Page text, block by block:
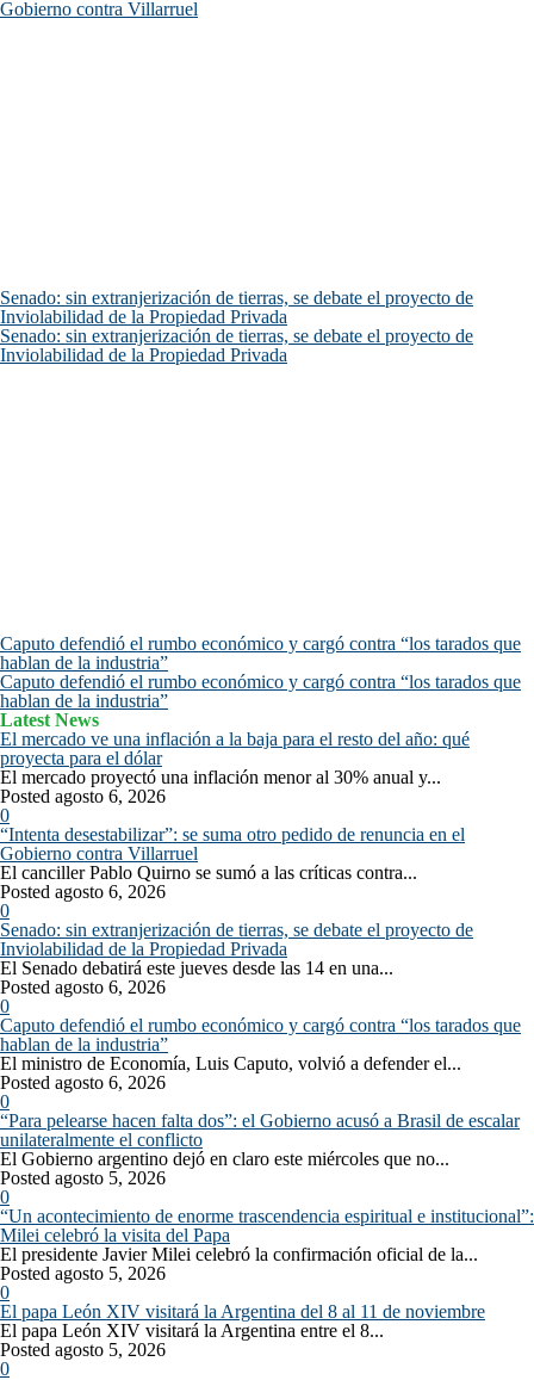
Gobierno contra Villarruel
Senado: sin extranjerización de tierras, se debate el proyecto de
Inviolabilidad de la Propiedad Privada
Senado: sin extranjerización de tierras, se debate el proyecto de
Inviolabilidad de la Propiedad Privada
Caputo defendió el rumbo económico y cargó contra “los tarados que
hablan de la industria”
Caputo defendió el rumbo económico y cargó contra “los tarados que
hablan de la industria”
Latest News
El mercado ve una inflación a la baja para el resto del año: qué
proyecta para el dólar
El mercado proyectó una inflación menor al 30% anual y...
Posted agosto 6, 2026
0
“Intenta desestabilizar”: se suma otro pedido de renuncia en el
Gobierno contra Villarruel
El canciller Pablo Quirno se sumó a las críticas contra...
Posted agosto 6, 2026
0
Senado: sin extranjerización de tierras, se debate el proyecto de
Inviolabilidad de la Propiedad Privada
El Senado debatirá este jueves desde las 14 en una...
Posted agosto 6, 2026
0
Caputo defendió el rumbo económico y cargó contra “los tarados que
hablan de la industria”
El ministro de Economía, Luis Caputo, volvió a defender el...
Posted agosto 6, 2026
0
“Para pelearse hacen falta dos”: el Gobierno acusó a Brasil de escalar
unilateralmente el conflicto
El Gobierno argentino dejó en claro este miércoles que no...
Posted agosto 5, 2026
0
“Un acontecimiento de enorme trascendencia espiritual e institucional”:
Milei celebró la visita del Papa
El presidente Javier Milei celebró la confirmación oficial de la...
Posted agosto 5, 2026
0
El papa León XIV visitará la Argentina del 8 al 11 de noviembre
El papa León XIV visitará la Argentina entre el 8...
Posted agosto 5, 2026
0